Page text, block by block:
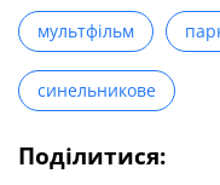
мультфільм
синельникове
Поділитися: